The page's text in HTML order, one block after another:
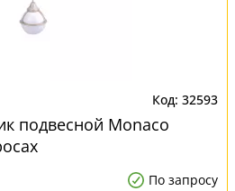
32593
подвесной Monaco
По запросу